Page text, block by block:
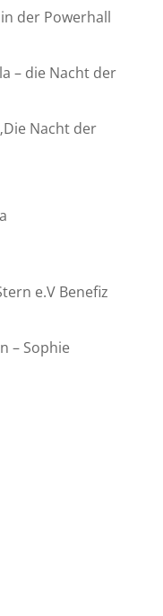
der Powerhall
– die Nacht der
Nacht der
e.V Benefiz
– Sophie